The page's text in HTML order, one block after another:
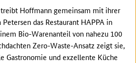
Hoffmann gemeinsam mit ihrer
das Restaurant HAPPA in
Bio-Warenanteil von nahezu 100
Zero-Waste-Ansatz zeigt sie,
Gastronomie und exzellente Küche